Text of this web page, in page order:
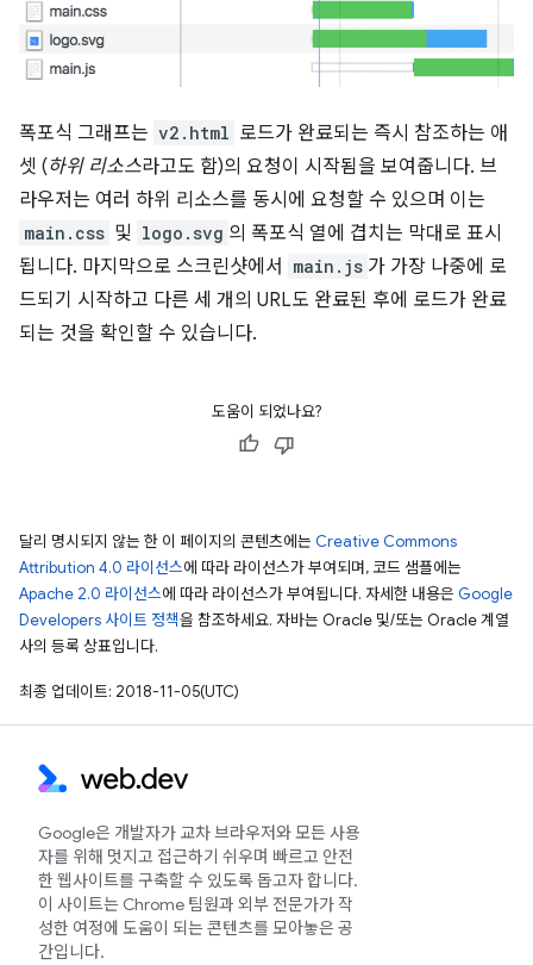
폭포식 그래프는 v2.html 로드가 완료되는 즉시 참조하는 애
셋 (하위 리소스라고도 함)의 요청이 시작됨을 보여줍니다. 브
라우저는 여러 하위 리소스를 동시에 요청할 수 있으며 이는
main.css 및 logo.svg 의 폭포식 열에 겹치는 막대로 표시
됩니다. 마지막으로 스크린샷에서
main.js 가 가장 나중에 로
드되기 시작하고 다른 세 개의 URL도 완료된 후에 로드가 완료
되는 것을 확인할 수 있습니다.
도움이 되었나요?
달리 명시되지 않는 한 이 페이지의 콘텐츠에는 Creative Commons
Attribution 4.0 라이선스에 따라 라이선스가 부여되며, 코드 샘플에는
Apache 2.0 라이선스에 따라 라이선스가 부여됩니다. 자세한 내용은 Google
Developers 사이트 정책을 참조하세요. 자바는 Oracle 및/또는 Oracle 계열
사의 등록 상표입니다.
최종 업데이트: 2018-11-05(UTC)
Google은 개발자가 교차 브라우저와 모든 사용
자를 위해 멋지고 접근하기 쉬우며 빠르고 안전
한 웹사이트를 구축할 수 있도록 돕고자 합니다.
이 사이트는 Chrome 팀원과 외부 전문가가 작
성한 여정에 도움이 되는 콘텐츠를 모아놓은 공
간입니다.